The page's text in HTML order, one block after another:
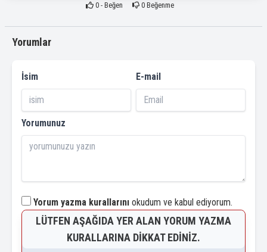
0- Beğen 0 Beğenme
Yorumlar
İsim E-mail
Yorumunuz
Yorum yazma kurallarını okudum ve kabul ediyorum.
LÜTFEN AŞAĞIDA YER ALAN YORUM YAZMA
KURALLARINA DIKKAT EDINIZ.